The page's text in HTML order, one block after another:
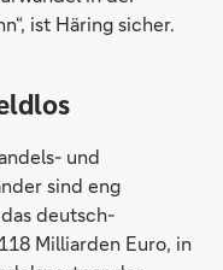
ist Häring sicher.
und
sind eng
deutsch-
Milliarden Euro, in